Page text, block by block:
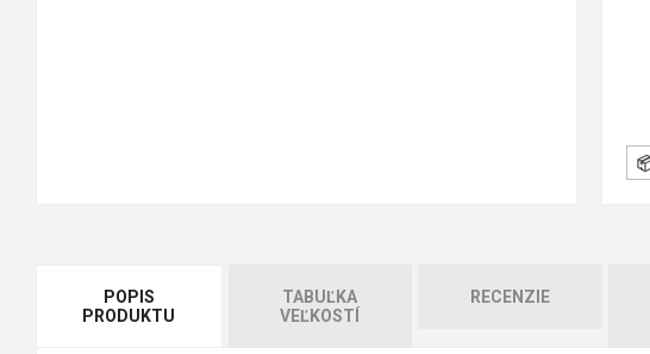
POPIS
PRODUKTU
TABUĽKA
VEĽKOSTÍ
RECENZIE